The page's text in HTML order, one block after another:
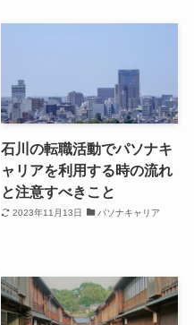
石川の転職活動でパソナキ
ャリアを利用する時の流れ
と注意すべきこと
2023年11月13日 パソナキャリア